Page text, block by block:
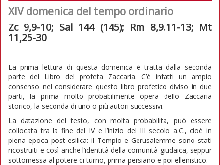
XIV domenica del tempo ordinario
Zc 9,9-10; Sal 144 (145); Rm 8,9.11-13; Mt
11,25-30
La prima lettura di questa domenica è tratta dalla seconda
parte del Libro del profeta Zaccaria. C’è infatti un ampio
consenso nel considerare questo libro profetico diviso in due
parti, la prima molto probabilmente opera dello Zaccaria
storico, la seconda di uno o più autori successivi.
La datazione del testo, con molta probabilità, può essere
collocata tra la fine del IV e l’inizio del III secolo a.C., cioè in
piena epoca post-esilica: il Tempio e Gerusalemme sono stati
ricostruiti e così anche l’identità della comunità giudaica, seppur
sottomessa al potere di turno, prima persiano e poi ellenistico.